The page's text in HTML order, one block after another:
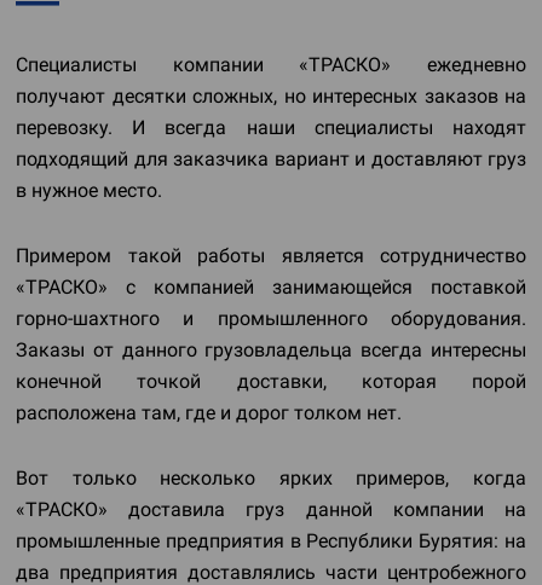
Специалисты компании «ТРАСКО» ежедневно
получают десятки сложных, но интересных заказов на
перевозку. И всегда наши специалисты находят
подходящий для заказчика вариант и доставляют груз
в нужное место.
Примером такой работы является сотрудничество
«ТРАСКО» с компанией занимающейся поставкой
горно-шахтного и промышленного оборудования.
Заказы от данного грузовладельца всегда интересны
конечной точкой доставки, которая порой
расположена там, где и дорог толком нет.
Вот только несколько ярких примеров, когда
«ТРАСКО» доставила груз данной компании на
промышленные предприятия в Республики Бурятия: на
два предприятия доставлялись части центробежного